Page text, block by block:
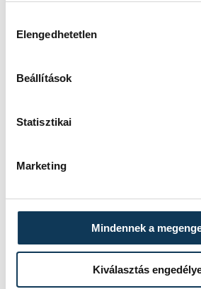
Elengedhetetlen
Beállítások
Statisztikai
Marketing
Mindennek a
Kiválasztás